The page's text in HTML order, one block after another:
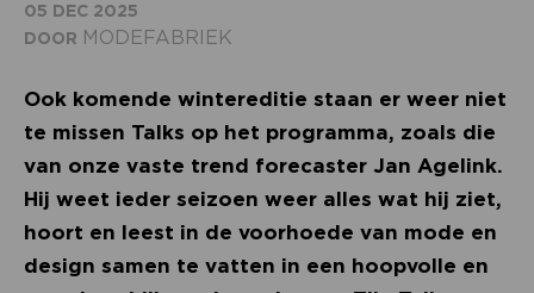
05 DEC 2025
DOOR MODEFABRIEK
Ook komende wintereditie staan er weer niet
te missen Talks op het programma, zoals die
van onze vaste trend forecaster Jan Agelink.
Hij weet ieder seizoen weer alles wat hij ziet,
hoort en leest in de voorhoede van mode en
design samen te vatten in een hoopvolle en